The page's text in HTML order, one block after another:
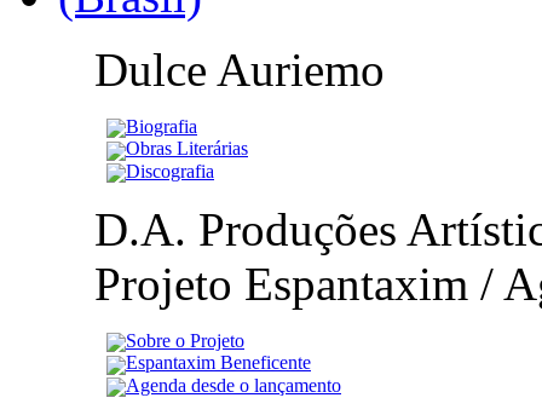
Dulce Auriemo
Biografia
Obras Literárias
Discografia
D.A. Produções
Projeto Espantaxim /
Sobre o Projeto
Espantaxim Beneficente
Agenda desde o lançamento